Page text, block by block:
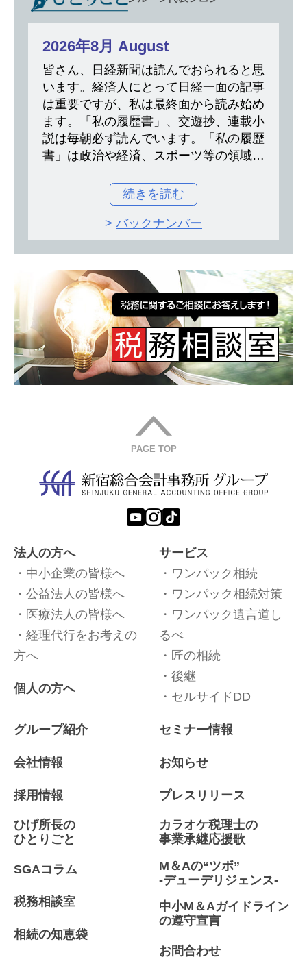
2026年8月 August
皆さん、日経新聞は読んでおられると思
います。経済人にとって日経一面の記事
は重要ですが、私は最終面から読み始め
ます。「私の履歴書」、交遊抄、連載小
説は毎朝必ず読んでいます。「私の履歴
書」は政治や経済、スポーツ等の領域で
1か月にわたって綴っています。読み物
として政治家…
続きを読む
> バックナンバー
PAGE TOP
法人の方へ
中小企業の皆様へ
公益法人の皆様へ
医療法人の皆様へ
経理代行をお考えの
方へ
個人の方へ
サービス
ワンパック相続
ワンパック相続対策
ワンパック遺言道し
るべ
匠の相続
後継
セルサイドDD
グループ紹介
会社情報
採用情報
セミナー情報
お知らせ
プレスリリース
ひげ所長の
ひとりごと
SGAコラム
税務相談室
相続の知恵袋
カラオケ税理士の
事業承継応援歌
M＆Aの“ツボ”
-デューデリジェンス-
中小M＆Aガイドライン
の遵守宣言
お問合わせ